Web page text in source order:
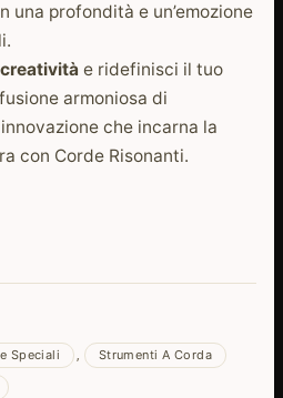
una profondità e un’emozione
e ridefinisci il tuo
armoniosa di
che incarna la
con Corde Risonanti.
Speciali , Strumenti A Corda